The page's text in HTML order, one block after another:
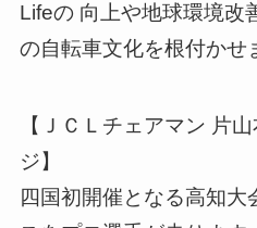
Lifeの 向上や地球環境改
の自転車文化を根付かせ
【ＪＣＬチェアマン 片
ジ】
四国初開催となる高知大